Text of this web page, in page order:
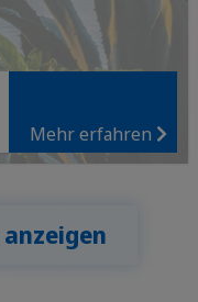
Mehr erfahren